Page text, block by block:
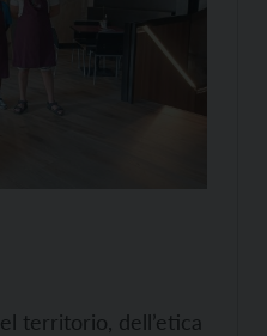
territorio, dell’etica